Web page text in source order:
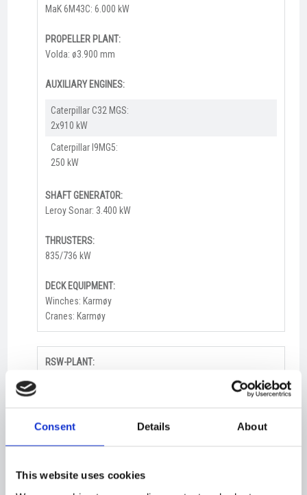
Consent Details About
This website uses cookies
MaK 6M43C: 6.000 kW
PROPELLER PLANT:
Volda: ø3.900 mm
AUXILIARY ENGINES:
Caterpillar C32 MGS:
2x910 kW
Caterpillar I9MG5:
250 kW
SHAFT GENERATOR:
Leroy Sonar: 3.400 kW
THRUSTERS:
835/736 kW
DECK EQUIPMENT:
Winches: Karmøy
Cranes: Karmøy
RSW-PLANT:
MMC